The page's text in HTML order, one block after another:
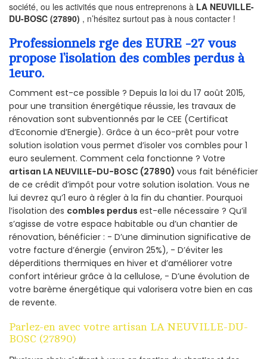
société, ou les activités que nous entreprenons à LA NEUVILLE-
DU-BOSC (27890) , n’hésitez surtout pas à nous contacter !
Professionnels rge des EURE -27 vous
propose l’isolation des combles perdus à
1euro.
Comment est-ce possible ? Depuis la loi du 17 août 2015,
pour une transition énergétique réussie, les travaux de
rénovation sont subventionnés par le CEE (Certificat
d’Economie d’Energie). Grâce à un éco-prêt pour votre
solution isolation vous permet d’isoler vos combles pour 1
euro seulement. Comment cela fonctionne ? Votre
artisan LA NEUVILLE-DU-BOSC (27890) vous fait bénéficier
de ce crédit d’impôt pour votre solution isolation. Vous ne
lui devrez qu’1 euro à régler à la fin du chantier. Pourquoi
l’isolation des combles perdus est-elle nécessaire ? Qu’il
s’agisse de votre espace habitable ou d’un chantier de
rénovation, bénéficier : - D’une diminution significative de
votre facture d’énergie (environ 25%), - D’éviter les
déperditions thermiques en hiver et d’améliorer votre
confort intérieur grâce à la cellulose, - D’une évolution de
votre barème énergétique qui valorisera votre bien en cas
de revente.
Parlez-en avec votre artisan LA NEUVILLE-DU-
BOSC (27890)